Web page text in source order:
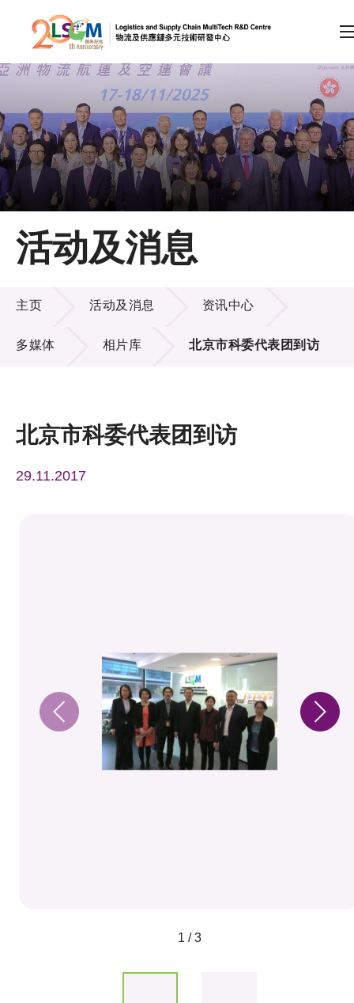
跳到内容（按回车键）
会员登录
A A EN 繁 简
主页
关于LSCM
技术商品化
项目及资助计划
活动及消息
活动及消息
活动及消息
主页 活动及消息 资讯中心
多媒体 相片库 北京市科委代表团到访
北京市科委代表团到访
29.11.2017
1 / 3